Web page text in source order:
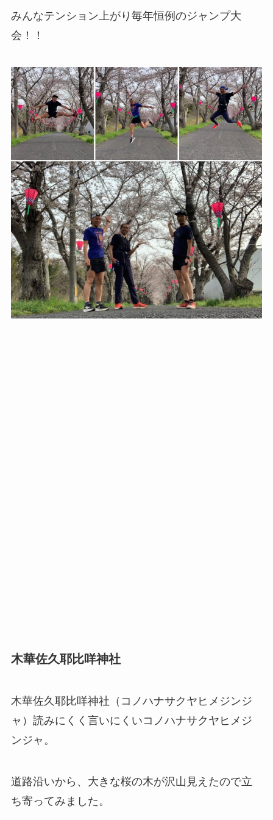
みんなテンション上がり毎年恒例のジャンプ大
会！！
木華佐久耶比咩神社
木華佐久耶比咩神社（コノハナサクヤヒメジンジ
ャ）読みにくく言いにくいコノハナサクヤヒメジ
ンジャ。
道路沿いから、大きな桜の木が沢山見えたので立
ち寄ってみました。